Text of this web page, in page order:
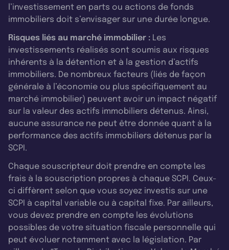
l’investissement en parts ou actions de fonds
immobiliers doit s’envisager sur une durée longue.
Risques liés au marché immobilier : Les
investissements réalisés sont soumis aux risques
inhérents à la détention et à la gestion d’actifs
immobiliers. De nombreux facteurs (liés de façon
générale à l’économie ou plus spécifiquement au
marché immobilier) peuvent avoir un impact négatif
sur la valeur des actifs immobiliers détenus. Ainsi,
aucune assurance ne peut être donnée quant à la
performance des actifs immobiliers détenus par la
SCPI.
Chaque souscripteur doit prendre en compte les
frais à la souscription propres à chaque SCPI. Ceux-
ci diffèrent selon que vous soyez investis sur une
SCPI à capital variable ou à capital fixe. Par ailleurs,
vous devez prendre en compte les évolutions
possibles de votre situation fiscale personnelle qui
peut évoluer notamment avec la législation. Par